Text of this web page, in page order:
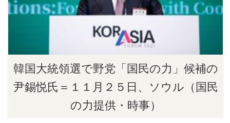
韓国大統領選で野党「国民の力」候補の
尹錫悦氏＝１１月２５日、ソウル（国民
の力提供・時事）